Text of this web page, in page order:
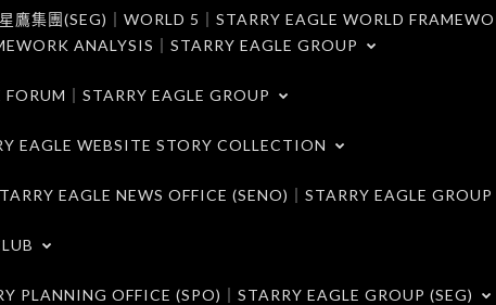
鷹集團(SEG)｜WORLD 5｜STARRY EAGLE WORLD
ANALYSIS｜STARRY EAGLE GROUP
｜STARRY EAGLE GROUP
EAGLE WEBSITE STORY COLLECTION
EAGLE NEWS OFFICE (SENO)｜STARRY EAGLE GROUP
PLANNING OFFICE (SPO)｜STARRY EAGLE GROUP (SEG)